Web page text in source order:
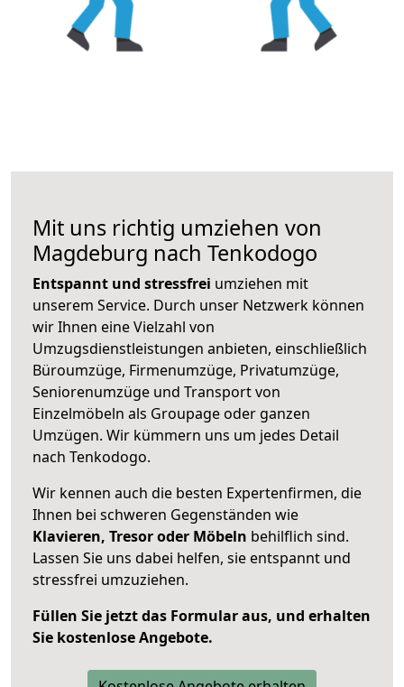
Mit uns richtig umziehen von
Magdeburg nach Tenkodogo
Entspannt und stressfrei umziehen mit
unserem Service. Durch unser Netzwerk können
wir Ihnen eine Vielzahl von
Umzugsdienstleistungen anbieten, einschließlich
Büroumzüge, Firmenumzüge, Privatumzüge,
Seniorenumzüge und Transport von
Einzelmöbeln als Groupage oder ganzen
Umzügen. Wir kümmern uns um jedes Detail
nach Tenkodogo.
Wir kennen auch die besten Expertenfirmen, die
Ihnen bei schweren Gegenständen wie
Klavieren, Tresor oder Möbeln behilflich sind.
Lassen Sie uns dabei helfen, sie entspannt und
stressfrei umzuziehen.
Füllen Sie jetzt das Formular aus, und erhalten
Sie kostenlose Angebote.